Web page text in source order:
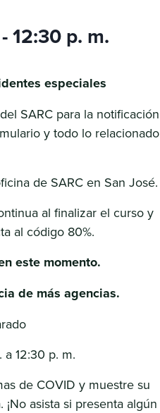
-12:30 p. m.
especiales
SARC para la notificación
y todo lo relacionado
de SARC en San José.
al finalizar el curso y
al código 80%.
este momento.
de más agencias.
12:30 p. m.
de COVID y muestre su
asista si presenta algún